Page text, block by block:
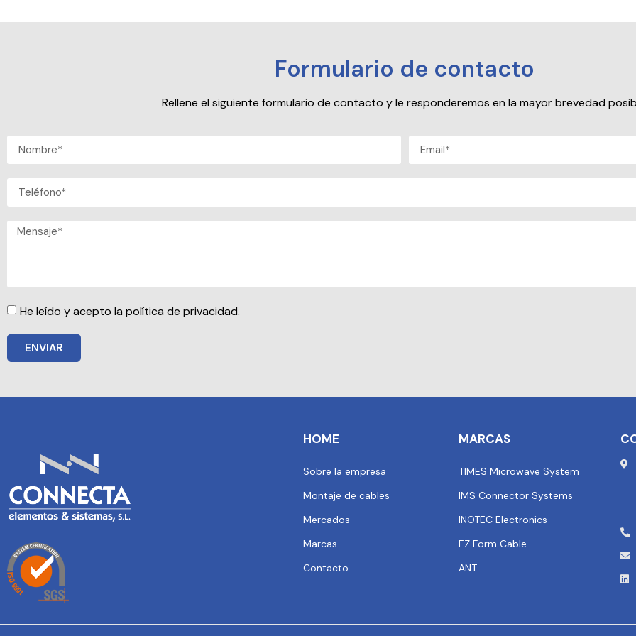
Formulario de contacto
Rellene el siguiente formulario de contacto y le responderemos en la mayor brevedad
He leído y acepto la política de privacidad.
ENVIAR
HOME
Sobre la empresa
Montaje de cables
Mercados
Marcas
Contacto
MARCAS
TIMES Microwave System
IMS Connector Systems
INOTEC Electronics
EZ Form Cable
ANT